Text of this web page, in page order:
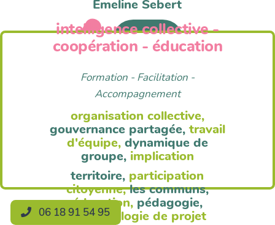
Anim'Agil
Emeline Sebert
intelligence collective -
coopération - éducation
Formation - Facilitation -
Accompagnement
organisation collective,
gouvernance partagée, travail
d'équipe, dynamique de
groupe, implication
territoire, participation
citoyenne, les communs,
éducation, pédagogie,
méthodologie de projet
06 18 91 54 95